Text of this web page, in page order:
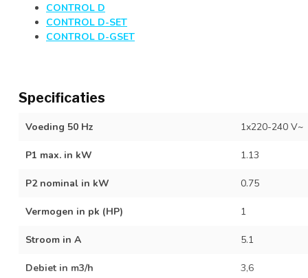
CONTROL D
CONTROL D-SET
CONTROL D-GSET
Specificaties
Voeding 50 Hz 1x220-240 V~
P1 max. in kW 1.13
P2 nominal in kW 0.75
Vermogen in pk (HP) 1
Stroom in A 5.1
Debiet in m3/h 3,6